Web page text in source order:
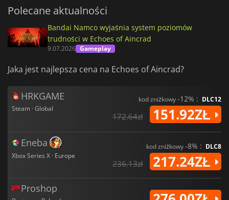
Polecane aktualności
Bandai Namco wyjaśnia system poziomów
trudności w Echoes of Aincrad
9.07.2026 Gameplay
Jaka jest najlepsza cena na Echoes of Aincrad?
HRKGAME
Steam · Global
kod zniżkowy-12% : DLC12
172.64zł 151.92ZŁ
Eneba
Xbox Series X · Europe
kod zniżkowy-8% : DLC8
236.13zł 217.24ZŁ
Proshop